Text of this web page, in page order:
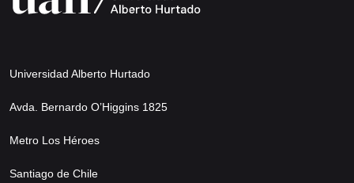
Universidad Alberto Hurtado
Avda. Bernardo O’Higgins 1825
Metro Los Héroes
Santiago de Chile